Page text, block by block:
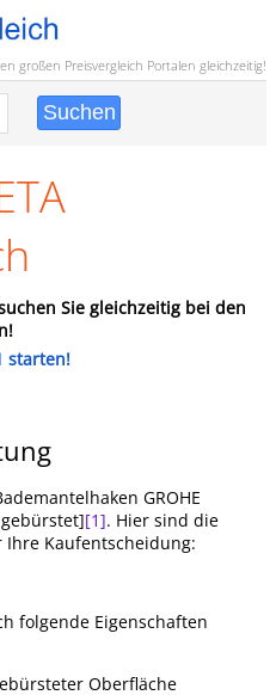
großen Preisvergleich Portalen gleichzeitig!
Sie gleichzeitig bei den
starten!
GROHE
[1]. Hier sind die
Kaufentscheidung:
folgende Eigenschaften
Oberfläche